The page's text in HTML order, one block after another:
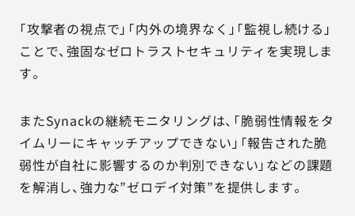
「攻撃者の視点で」「内外の境界なく」「監視し続ける」
ことで、強固なゼロトラストセキュリティを実現しま
す。
またSynackの継続モニタリングは、「脆弱性情報をタ
イムリーにキャッチアップできない」「報告された脆
弱性が自社に影響するのか判別できない」などの課題
を解消し、強力な”ゼロデイ対策”を提供します。